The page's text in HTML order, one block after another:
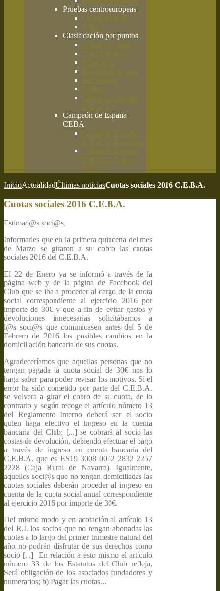
Pruebas centroeuropeas
Deutsch Derby
Solms
Clasificación por puntos
Campo y Agua
Caza Práctica
Primavera
Búsqueda de caza
Morfología
Clásica
Campeón absoluto
C.E.B.A.
Campeón de España
CEBA
Campeón España
C.E.B.A. Primavera
Campeón España
C.E.B.A. Caza
Práctica
InicioActualidadÚltimas noticiasCuotas sociales 2016 C.E.B.A.
Cuotas sociales 2016 C.E.B.A.
Estimad@s soci@s,
Informarles que en la primera quincena del mes
de Marzo se giraron a su cobro las cuotas
sociales 2016 del C.E.B.A.
El 22 de Enero ya se informó a través de la
página web y de la página de Facebook del
Club que se iba a proceder al cargo de la cuota
social correspondiente al ejercicio 2016 por
importe de 30€ y que a fin de evitar gastos y
devoluciones innecesarias solicitábamos a
l@s soci@s que comunicasen antes del 5 de
Febrero de 2016 los posibles cambios en la
domiciliación bancaria de sus cuotas.
Agradeceríamos que aquellas personas que no
tengan pagada la cuota social de 30€ nos lo
haga saber para poder revisar los motivos. Si el
error ha sido cometido por parte del C.E.B.A.
se volverá a girar el cobro de su cuota, de lo
contrario y según recoge el artículo número 13
del Reglamento Interno deberá ser el socio
quien haga efectivo el ingreso en la cuenta
bancaria del Club; [...] se cobrará al socio las
costas de devolución, debiendo efectuar el pago
a través de ingreso en cuenta bancaria del
C.E.B.A. que es ES19 3008 0052 2832 2257
2228 (Caja Rural de Navarra). Igualmente,
aquellos soci@s que no tengan domiciliadas las
cuotas sociales deberán proceder al ingreso en
cuenta de la cuota social anual correspondiente
al ejercicio 2016 por importe de 30€.
Del mismo modo y en acotación al artículo 13
del R.I. los socios que no tengan abonadas las
cuotas a lo largo del primer trimestre natural del
año no podrán disfrutar de sus derechos como
socio [...] En relación a esto mismo el artículo
número 33 de los Estatutos del Club refleja;
Será obligación de los asociados fundadores y
numerarios; b) Pagar las cuotas...